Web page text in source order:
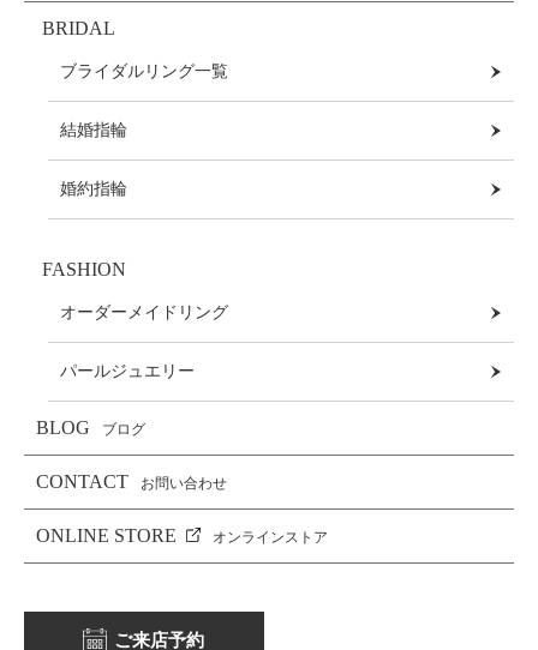
BRIDAL
ブライダルリング一覧
結婚指輪
婚約指輪
FASHION
オーダーメイドリング
パールジュエリー
BLOG ブログ
CONTACT お問い合わせ
ONLINE STORE オンラインストア
ご来店予約